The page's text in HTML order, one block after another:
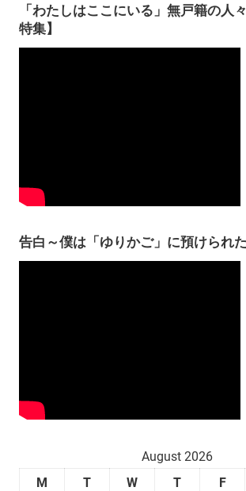
「わたしはここにいる」無戸籍の人
特集】
告白～僕は「ゆりかご」に預けられた
August 2026
M
T W T F